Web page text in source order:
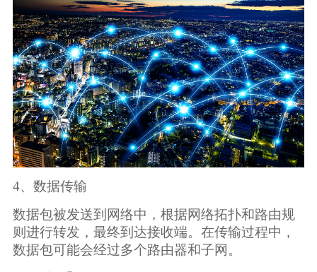
4、数据传输
数据包被发送到网络中，根据网络拓扑和路由规
则进行转发，最终到达接收端。在传输过程中，
数据包可能会经过多个路由器和子网。